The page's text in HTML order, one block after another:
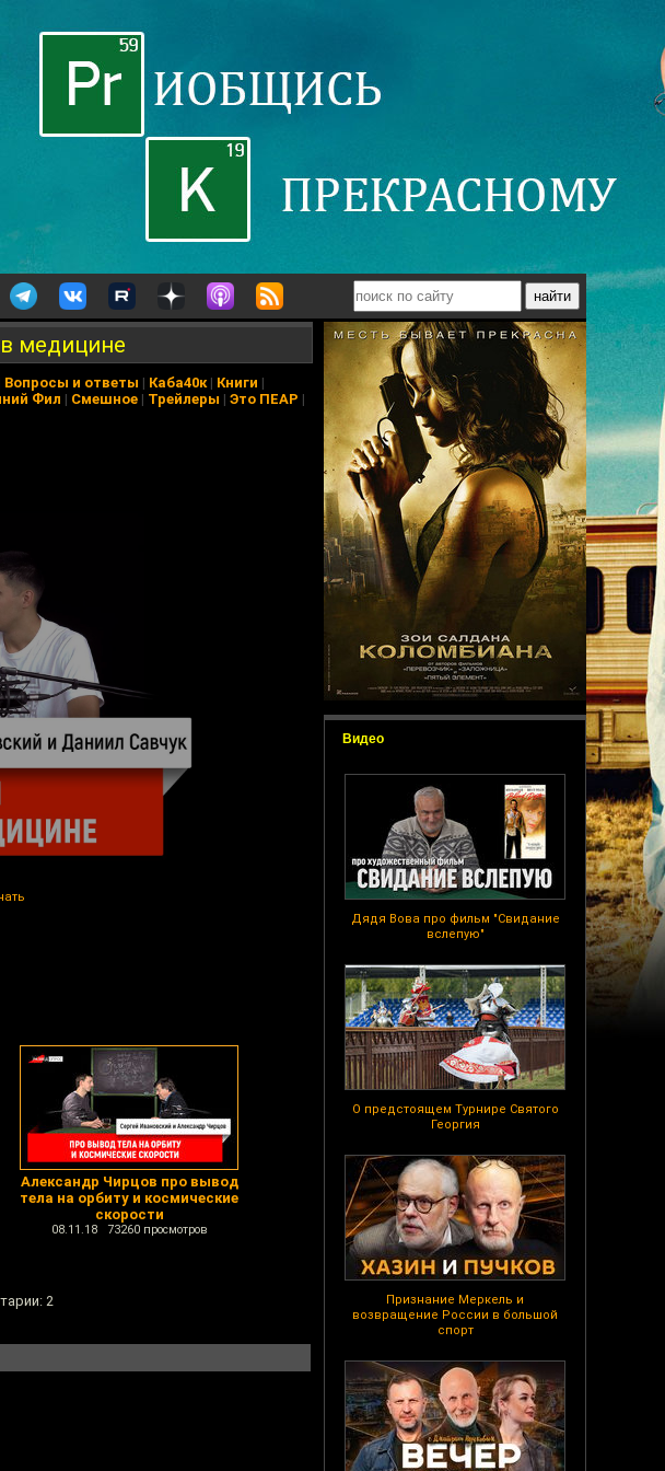
Видео
Дядя Вова про фильм "Свидание
вслепую"
О предстоящем Турнире Святого
Георгия
Признание Меркель и
возвращение России в большой
спорт
медицине
Вопросы и ответы | Каба40к| Книги |
Фил | Смешное| Трейлеры | Это ПЕАР |
Александр Чирцов про вывод
тела на орбиту и космические
скорости
08.11.18 73260 просмотров
2